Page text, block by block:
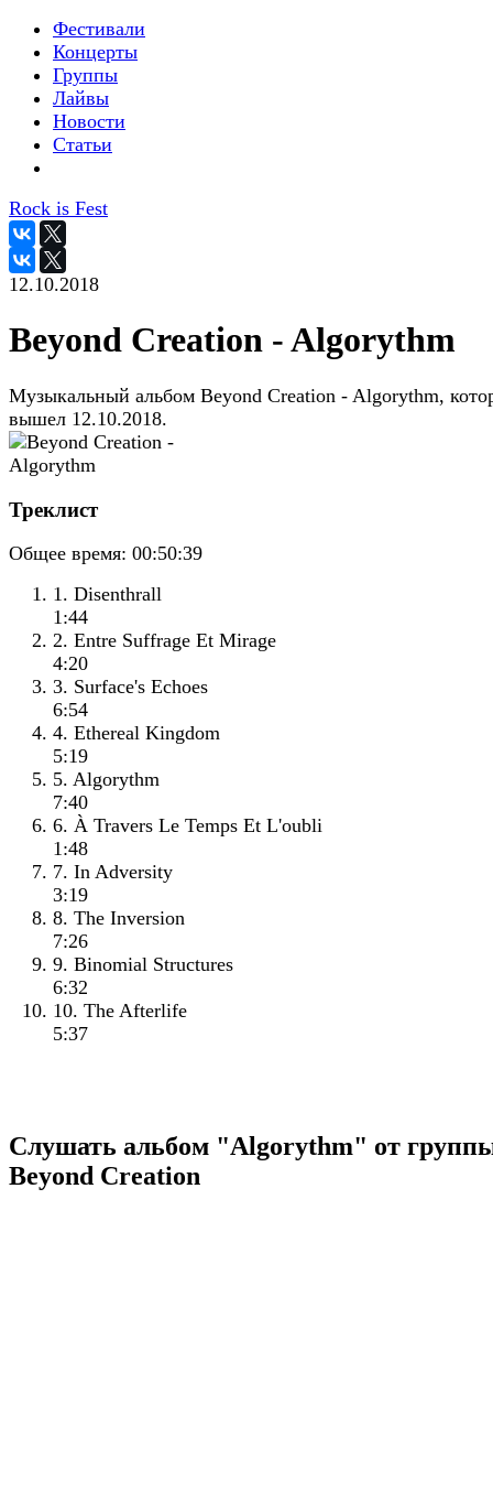
Фестивали
Концерты
Группы
Лайвы
Новости
Статьи
Rock is Fest
12.10.2018
Beyond Creation - Algorythm
Музыкальный альбом Beyond Creation - Algorythm,
вышел 12.10.2018.
Треклист
Общее время: 00:50:39
1. Disenthrall
1:44
2. Entre Suffrage Et Mirage
4:20
3. Surface's Echoes
6:54
4. Ethereal Kingdom
5:19
5. Algorythm
7:40
6. À Travers Le Temps Et L'oubli
1:48
7. In Adversity
3:19
8. The Inversion
7:26
9. Binomial Structures
6:32
10. The Afterlife
5:37
Слушать альбом "Algorythm" от
Beyond Creation